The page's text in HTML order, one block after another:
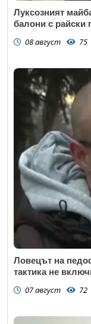
Луксозният
балони с райски
08 август 75
Ловецът на
тактика не
07 август 72